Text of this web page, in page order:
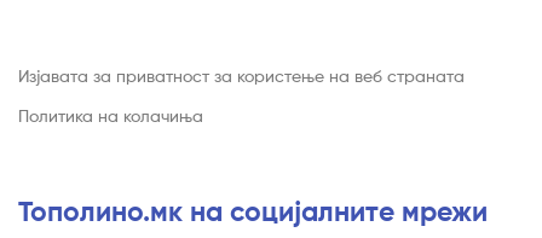
Изјавата за приватност за користење на веб страната
Политика на колачиња
Тополино.мк на социјалните мрежи